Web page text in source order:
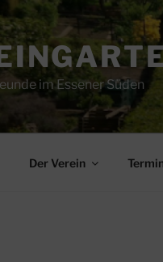
im Essener Süden
Der Verein